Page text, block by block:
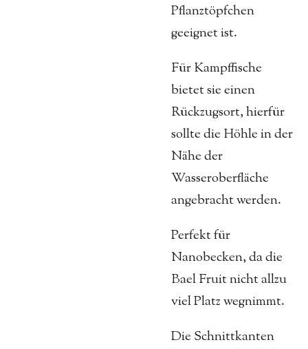
Pflanztöpfchen
geeignet ist.
Für Kampffische
bietet sie einen
Rückzugsort, hierfür
sollte die Höhle in der
Nähe der
Wasseroberfläche
angebracht werden.
Perfekt für
Nanobecken, da die
Bael Fruit nicht allzu
viel Platz wegnimmt.
Die Schnittkanten